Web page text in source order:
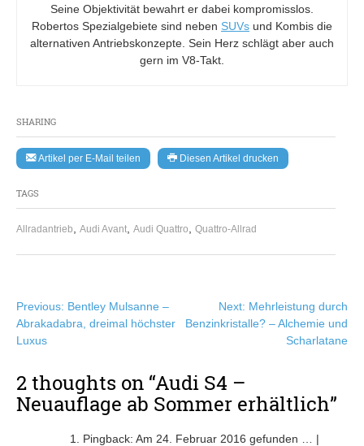
SHARING
Artikel per E-Mail teilen Diesen Artikel drucken
TAGS
Allradantrieb Audi Avant Audi Quattro Quattro-Allrad
Seine Objektivität bewahrt er dabei kompromisslos.
Robertos Spezialgebiete sind neben SUVs und Kombis die
alternativen Antriebskonzepte. Sein Herz schlägt aber auch
gern im V8-Takt.
Beitragsnavigation
Previous: Bentley Mulsanne –
Abrakadabra, dreimal höchster
Luxus
Next: Mehrleistung durch
Benzinkristalle? – Alchemie und
Scharlatane
2 thoughts on “Audi S4 –
Neuauflage ab Sommer erhältlich”
Pingback: Am 24. Februar 2016 gefunden … |